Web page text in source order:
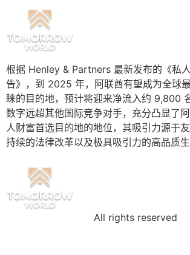
根据 Henley & Partners 最新发布的《私
告》，到 2025 年，阿联酋有望成为全球
睐的目的地，预计将迎来净流入约 9,800
数字远超其他国际竞争对手，充分凸显了
人财富首选目的地的地位，其吸引力源于友
持续的法律改革以及极具吸引力的高品质生
All rights reserved